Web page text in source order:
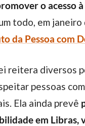
o acesso
todo, em
da Pessoa com
pessoas
Ela ainda prevê
em Libras,